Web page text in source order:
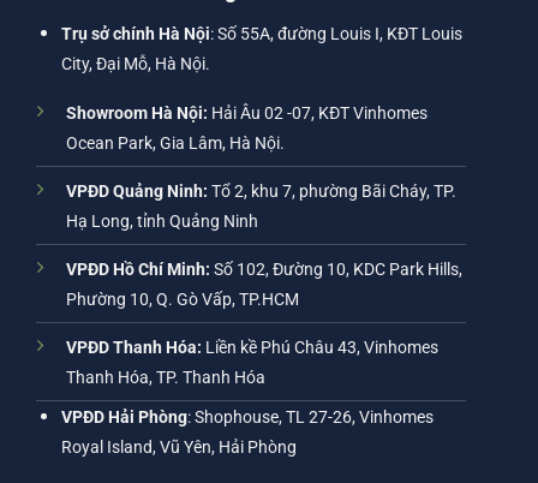
Trụ sở chính Hà Nội: Số 55A, đường Louis I, KĐT Louis
City, Đại Mỗ, Hà Nội.
Showroom Hà Nội: Hải Âu 02 -07, KĐT Vinhomes
Ocean Park, Gia Lâm, Hà Nội.
VPĐD Quảng Ninh: Tổ 2, khu 7, phường Bãi Cháy, TP.
Hạ Long, tỉnh Quảng Ninh
VPĐD Hồ Chí Minh: Số 102, Đường 10, KDC Park Hills,
Phường 10, Q. Gò Vấp, TP.HCM
VPĐD Thanh Hóa: Liền kề Phú Châu 43, Vinhomes
Thanh Hóa, TP. Thanh Hóa
VPĐD Hải Phòng: Shophouse, TL 27-26, Vinhomes
Royal Island, Vũ Yên, Hải Phòng